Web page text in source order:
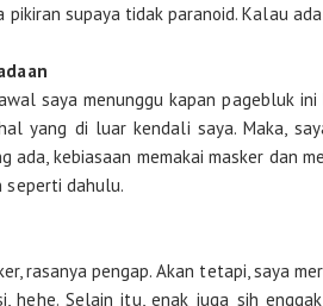
pikiran supaya tidak paranoid. Kalau
saya menunggu kapan pagebluk
yang di luar kendali saya. Maka,
ada, kebiasaan memakai masker dan
seperti dahulu.
rasanya pengap. Akan tetapi, saya
hehe. Selain itu, enak juga sih